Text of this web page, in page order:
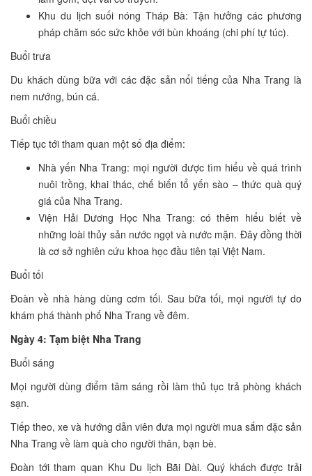
Khu du lịch suối nóng Tháp Bà: Tận hưởng các phương
pháp chăm sóc sức khỏe với bùn khoáng (chi phí tự túc).
Buổi trưa
Du khách dùng bữa với các đặc sản nổi tiếng của Nha Trang là
nem nướng, bún cá.
Buổi chiều
Tiếp tục tới tham quan một số địa điểm:
Nhà yến Nha Trang: mọi người được tìm hiểu về quá trình
nuôi trồng, khai thác, chế biến tổ yến sào – thức quà quý
giá của Nha Trang.
Viện Hải Dương Học Nha Trang: có thêm hiểu biết về
những loài thủy sản nước ngọt và nước mặn. Đây đồng thời
là cơ sở nghiên cứu khoa học đầu tiên tại Việt Nam.
Buổi tối
Đoàn về nhà hàng dùng cơm tối. Sau bữa tối, mọi người tự do
khám phá thành phố Nha Trang về đêm.
Ngày 4: Tạm biệt Nha Trang
Buổi sáng
Mọi người dùng điểm tâm sáng rồi làm thủ tục trả phòng khách
sạn.
Tiếp theo, xe và hướng dẫn viên đưa mọi người mua sắm đặc sản
Nha Trang về làm quà cho người thân, bạn bè.
Đoàn tới tham quan Khu Du lịch Bãi Dài. Quý khách được trải